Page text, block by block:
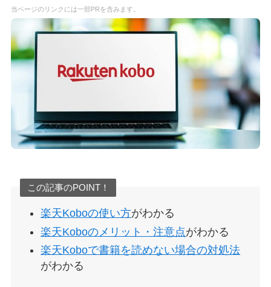
当ページのリンクには一部PRを含みます。
この記事のPOINT！
楽天Koboの使い方がわかる
楽天Koboのメリット・注意点がわかる
楽天Koboで書籍を読めない場合の対処法
がわかる